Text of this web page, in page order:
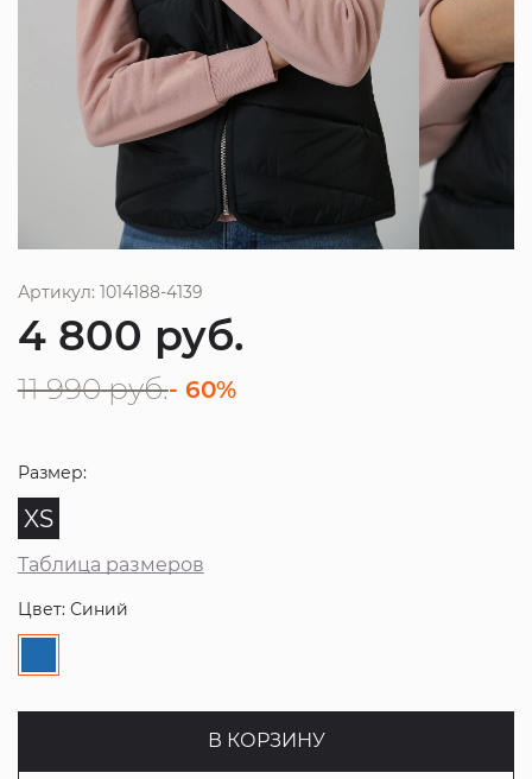
Артикул: 1014188-4139
4 800 руб.
11 990 руб.- 60%
Размер:
XS
Таблица размеров
Цвет: Синий
В КОРЗИНУ